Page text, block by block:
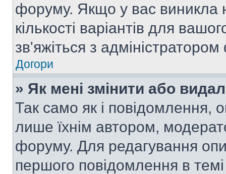
форуму. Якщо у вас виникла
кількості варіантів для
зв'яжіться з
Догори
» Як мені змінити або
Так само як і повідомлення,
лише їхнім автором,
форуму. Для редагування
першого повідомлення в